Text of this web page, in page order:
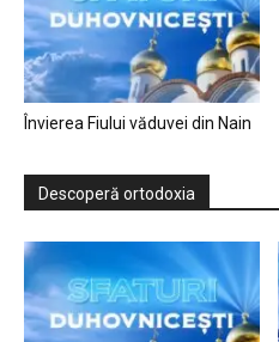
Învierea Fiului văduvei din Nain
Descoperă ortodoxia